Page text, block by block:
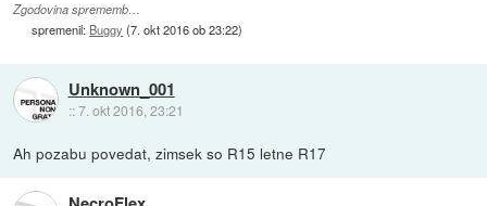
Zgodovina sprememb…
spremenil: Buggy (7. okt 2016 ob 23:22)
Unknown_001
::7. okt 2016, 23:21
Ah pozabu povedat, zimsek so R15 letne R17